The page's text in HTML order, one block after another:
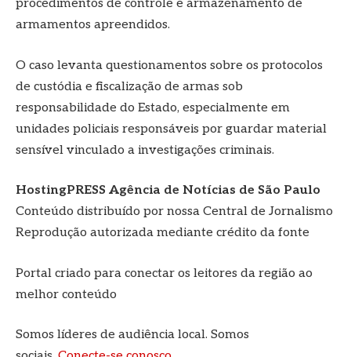
procedimentos de controle e armazenamento de
armamentos apreendidos.
O caso levanta questionamentos sobre os protocolos
de custódia e fiscalização de armas sob
responsabilidade do Estado, especialmente em
unidades policiais responsáveis por guardar material
sensível vinculado a investigações criminais.
HostingPRESS Agência de Notícias de São Paulo
Conteúdo distribuído por nossa Central de Jornalismo
Reprodução autorizada mediante crédito da fonte
Portal criado para conectar os leitores da região ao
melhor conteúdo
Somos líderes de audiência local. Somos